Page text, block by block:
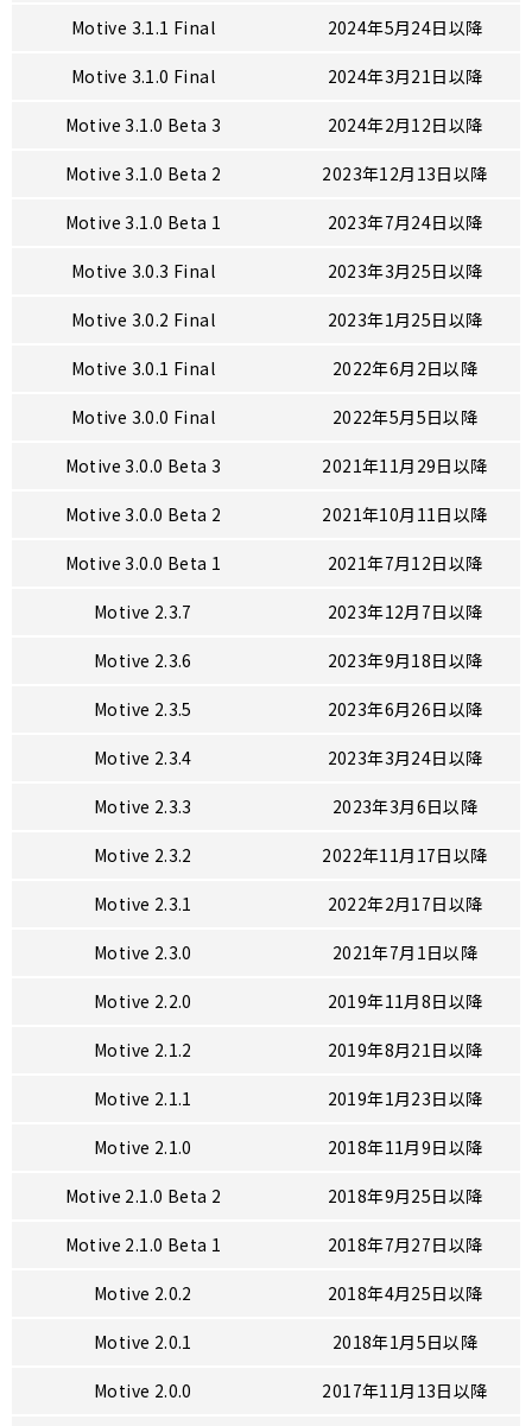
Motive 3.1.1 Final 2024年5月24日以降
Motive 3.1.0 Final 2024年3月21日以降
Motive 3.1.0 Beta 3 2024年2月12日以降
Motive 3.1.0 Beta 2 2023年12月13日以降
Motive 3.1.0 Beta 1 2023年7月24日以降
Motive 3.0.3 Final 2023年3月25日以降
Motive 3.0.2 Final 2023年1月25日以降
Motive 3.0.1 Final 2022年6月2日以降
Motive 3.0.0 Final 2022年5月5日以降
Motive 3.0.0 Beta 3 2021年11月29日以降
Motive 3.0.0 Beta 2 2021年10月11日以降
Motive 3.0.0 Beta 1 2021年7月12日以降
Motive 2.3.7 2023年12月7日以降
Motive 2.3.6 2023年9月18日以降
Motive 2.3.5 2023年6月26日以降
Motive 2.3.4 2023年3月24日以降
Motive 2.3.3 2023年3月6日以降
Motive 2.3.2 2022年11月17日以降
Motive 2.3.1 2022年2月17日以降
Motive 2.3.0 2021年7月1日以降
Motive 2.2.0 2019年11月8日以降
Motive 2.1.2 2019年8月21日以降
Motive 2.1.1 2019年1月23日以降
Motive 2.1.0 2018年11月9日以降
Motive 2.1.0 Beta 2 2018年9月25日以降
Motive 2.1.0 Beta 1 2018年7月27日以降
Motive 2.0.2 2018年4月25日以降
Motive 2.0.1 2018年1月5日以降
Motive 2.0.0 2017年11月13日以降